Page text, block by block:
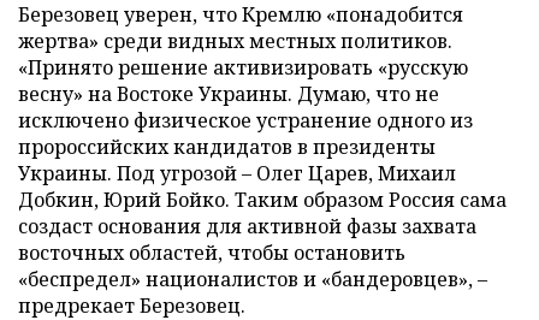
Березовец уверен, что Кремлю «понадобится
жертва» среди видных местных политиков.
«Принято решение активизировать «русскую
весну» на Востоке Украины. Думаю, что не
исключено физическое устранение одного из
пророссийских кандидатов в президенты
Украины. Под угрозой– Олег Царев, Михаил
Добкин, Юрий Бойко. Таким образом Россия сама
создаст основания для активной фазы захвата
восточных областей, чтобы остановить
«беспредел» националистов и «бандеровцев»,–
предрекает Березовец.